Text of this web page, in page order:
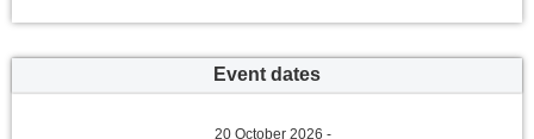
Event dates
20 October 2026 -